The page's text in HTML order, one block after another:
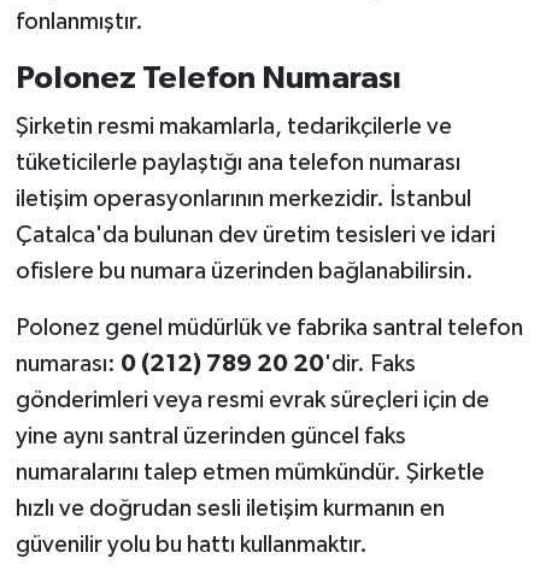
fonlanmıştır.
Polonez Telefon Numarası
Şirketin resmi makamlarla, tedarikçilerle ve
tüketicilerle paylaştığı ana telefon numarası
iletişim operasyonlarının merkezidir. İstanbul
Çatalca'da bulunan dev üretim tesisleri ve idari
ofislere bu numara üzerinden bağlanabilirsin.
Polonez genel müdürlük ve fabrika santral telefon
numarası: 0 (212) 789 20 20'dir. Faks
gönderimleri veya resmi evrak süreçleri için de
yine aynı santral üzerinden güncel faks
numaralarını talep etmen mümkündür. Şirketle
hızlı ve doğrudan sesli iletişim kurmanın en
güvenilir yolu bu hattı kullanmaktır.